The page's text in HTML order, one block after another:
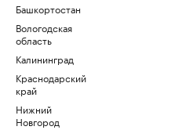
Башкортостан
Вологодская
область
Калининград
Краснодарский
край
Нижний
Новгород